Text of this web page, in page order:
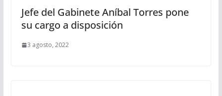
Jefe del Gabinete Aníbal Torres pone
su cargo a disposición
3 agosto, 2022